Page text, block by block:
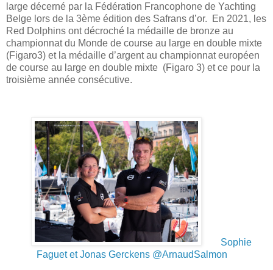
large décerné par la Fédération Francophone de Yachting
Belge lors de la 3ème édition des Safrans d’or. En 2021, les
Red Dolphins ont décroché la médaille de bronze au
championnat du Monde de course au large en double mixte
(Figaro3) et la médaille d’argent au championnat européen
de course au large en double mixte (Figaro 3) et ce pour la
troisième année consécutive.
Sophie
Faguet et Jonas Gerckens @ArnaudSalmon